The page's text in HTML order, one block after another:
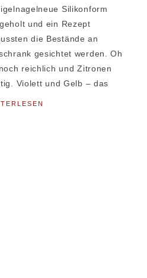
Silikonform
und ein Rezept
die Bestände an
gesichtet werden. Oh
reichlich und Zitronen
Violett und Gelb – das